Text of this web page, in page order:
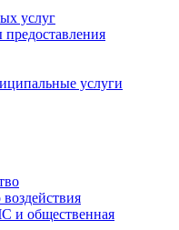
услуг
услуги
и общественная